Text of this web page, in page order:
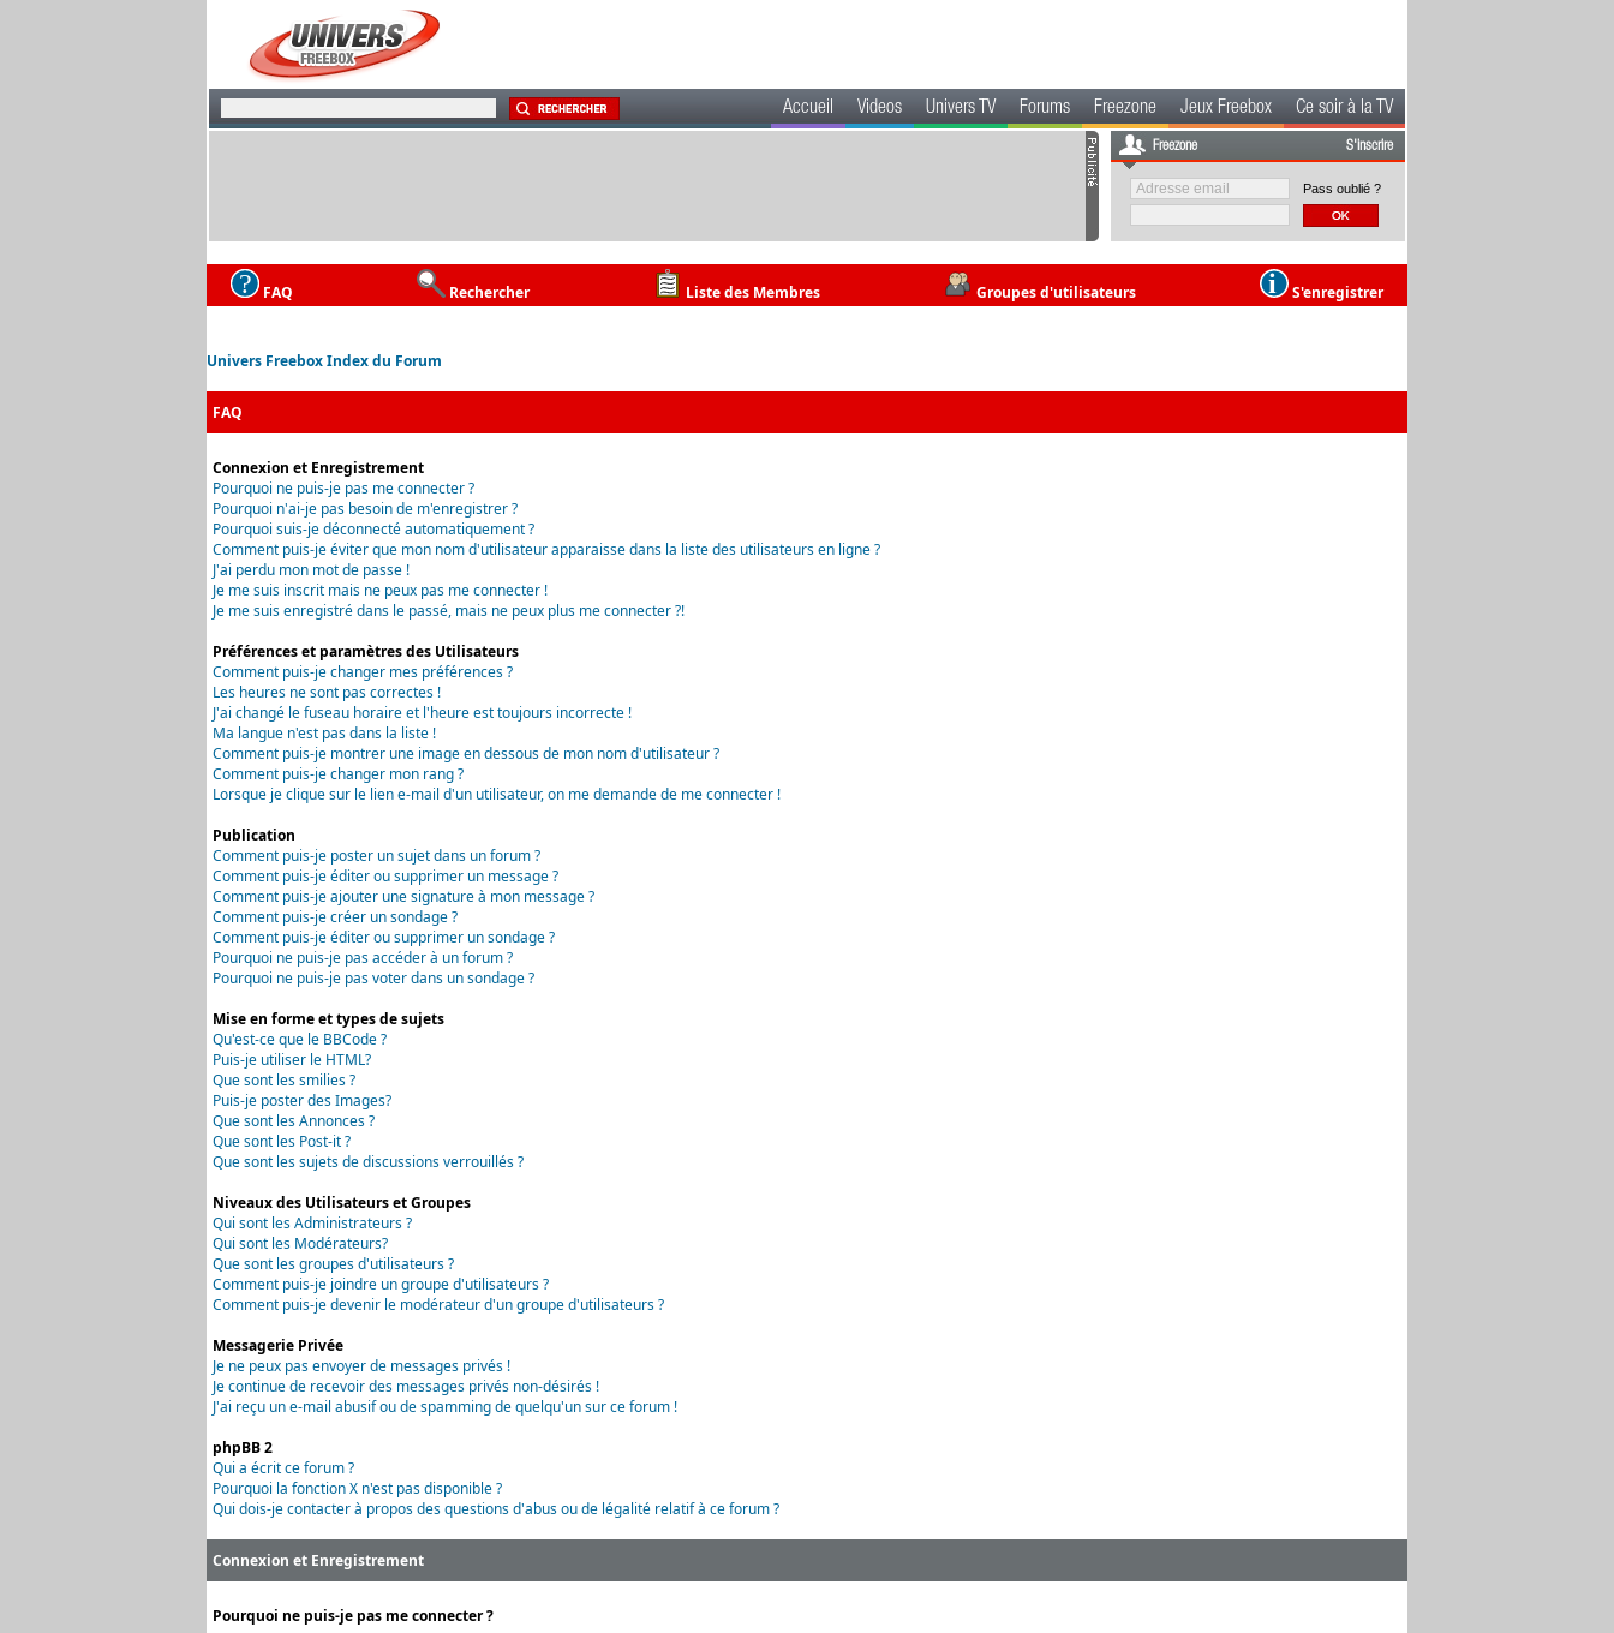
Accueil Videos Univers TV Forums Freezone Jeux Freebox Ce soir à la TV
Freezone S'inscrire
Pass oublié ?
FAQ Rechercher Liste des Membres Groupes d'utilisateurs S'enregistrer
Univers Freebox Index du Forum
FAQ
Connexion et Enregistrement
Pourquoi ne puis-je pas me connecter ?
Pourquoi n'ai-je pas besoin de m'enregistrer ?
Pourquoi suis-je déconnecté automatiquement ?
Comment puis-je éviter que mon nom d'utilisateur apparaisse dans la liste des utilisateurs en ligne ?
J'ai perdu mon mot de passe !
Je me suis inscrit mais ne peux pas me connecter !
Je me suis enregistré dans le passé, mais ne peux plus me connecter ?!
Préférences et paramètres des Utilisateurs
Comment puis-je changer mes préférences ?
Les heures ne sont pas correctes !
J'ai changé le fuseau horaire et l'heure est toujours incorrecte !
Ma langue n'est pas dans la liste !
Comment puis-je montrer une image en dessous de mon nom d'utilisateur ?
Comment puis-je changer mon rang ?
Lorsque je clique sur le lien e-mail d'un utilisateur, on me demande de me connecter !
Publication
Comment puis-je poster un sujet dans un forum ?
Comment puis-je éditer ou supprimer un message ?
Comment puis-je ajouter une signature à mon message ?
Comment puis-je créer un sondage ?
Comment puis-je éditer ou supprimer un sondage ?
Pourquoi ne puis-je pas accéder à un forum ?
Pourquoi ne puis-je pas voter dans un sondage ?
Mise en forme et types de sujets
Qu'est-ce que le BBCode ?
Puis-je utiliser le HTML?
Que sont les smilies ?
Puis-je poster des Images?
Que sont les Annonces ?
Que sont les Post-it ?
Que sont les sujets de discussions verrouillés ?
Niveaux des Utilisateurs et Groupes
Qui sont les Administrateurs ?
Qui sont les Modérateurs?
Que sont les groupes d'utilisateurs ?
Comment puis-je joindre un groupe d'utilisateurs ?
Comment puis-je devenir le modérateur d'un groupe d'utilisateurs ?
Messagerie Privée
Je ne peux pas envoyer de messages privés !
Je continue de recevoir des messages privés non-désirés !
J'ai reçu un e-mail abusif ou de spamming de quelqu'un sur ce forum !
phpBB 2
Qui a écrit ce forum ?
Pourquoi la fonction X n'est pas disponible ?
Qui dois-je contacter à propos des questions d'abus ou de légalité relatif à ce forum ?
Connexion et Enregistrement
Pourquoi ne puis-je pas me connecter ?